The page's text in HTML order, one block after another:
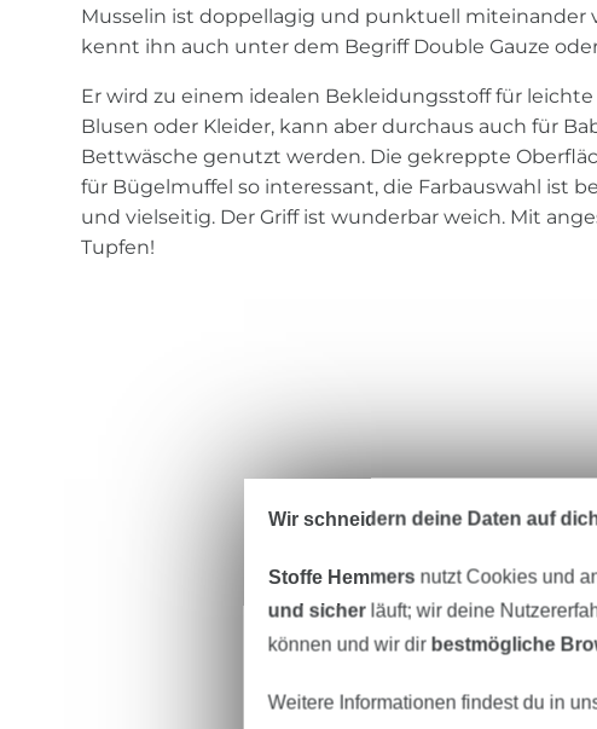
Musselin ist doppellagig und punktuell miteinander
kennt ihn auch unter dem Begriff Double Gauze oder
Er wird zu einem idealen Bekleidungsstoff für
Blusen oder Kleider, kann aber durchaus auch für
Bettwäsche genutzt werden. Die gekreppte
für Bügelmuffel so interessant, die Farbauswahl ist
und vielseitig. Der Griff ist wunderbar weich. Mit
Tupfen!
Wir schneidern deine Daten auf
Stoffe Hemmers nutzt Cookies und
und sicherläuft; wir deine
können und wir dir bestmögliche
Weitere Informationen findest du in